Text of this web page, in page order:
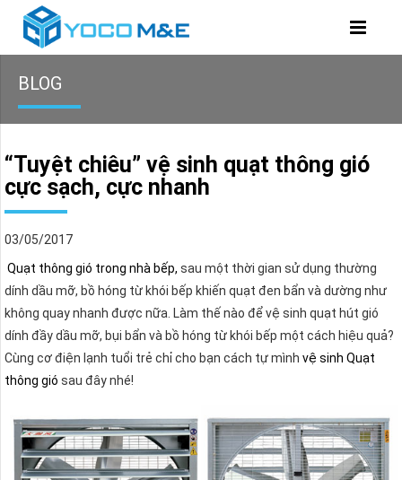
BLOG
“Tuyệt chiêu” vệ sinh quạt thông gió
cực sạch, cực nhanh
03/05/2017
Quạt thông gió trong nhà bếp, sau một thời gian sử dụng thường
dính dầu mỡ, bồ hóng từ khói bếp khiến quạt đen bẩn và dường như
không quay nhanh được nữa. Làm thế nào để vệ sinh quạt hút gió
dính đầy dầu mỡ, bụi bẩn và bồ hóng từ khói bếp một cách hiệu quả?
Cùng cơ điện lạnh tuổi trẻ chỉ cho bạn cách tự mình vệ sinh Quạt
thông gió sau đây nhé!